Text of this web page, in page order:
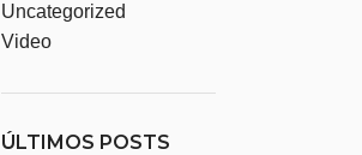
Uncategorized
Video
ÚLTIMOS POSTS